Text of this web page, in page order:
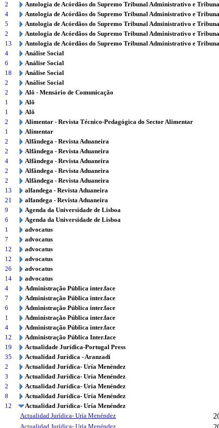
2
Antologia de Acórdãos do Supremo Tribunal Administrativo e
4
Antologia de Acórdãos do Supremo Tribunal Administrativo e
5
Antologia de Acórdãos do Supremo Tribunal Administrativo e
2
Antologia de Acórdãos do Supremo Tribunal Administrativo e
13
Antologia de Acórdãos do Supremo Tribunal Administrativo e
4
Análise Social
6
Análise Social
18
Análise Social
2
Análise Social
2
Alô - Mensário de Comunicação
1
Alô
1
Alô
2
Alimentar - Revista Técnico-Pedagógica do Sector Alimentar
1
Alimentar
2
Alfândega - Revista Aduaneira
2
Alfândega - Revista Aduaneira
4
Alfândega - Revista Aduaneira
2
Alfândega - Revista Aduaneira
2
Alfândega - Revista Aduaneira
13
alfandega - Revista Aduaneira
21
alfandega - Revista Aduaneira
9
Agenda da Universidade de Lisboa
6
Agenda da Universidade de Lisboa
1
advocatus
7
advocatus
12
advocatus
12
advocatus
26
advocatus
14
advocatus
4
Administração Pública inter.face
7
Administração Pública inter.face
6
Administração Pública inter.face
1
Administração Pública inter.face
4
Administração Pública inter.face
12
Administração Pública Inter.face
19
Actualidade Jurídica-Portugal Press
35
Actualidad Jurídica - Aranzadi
2
Actualidad Jurídica- Uría Menéndez
3
Actualidad Jurídica- Uría Menéndez
2
Actualidad Jurídica- Uría Menéndez
8
Actualidad Jurídica- Uría Menéndez
12
Actualidad Jurídica- Uría Menéndez
Actualidad Jurídica- Uría Menéndez
Actualidad Jurídica- Uría Menéndez